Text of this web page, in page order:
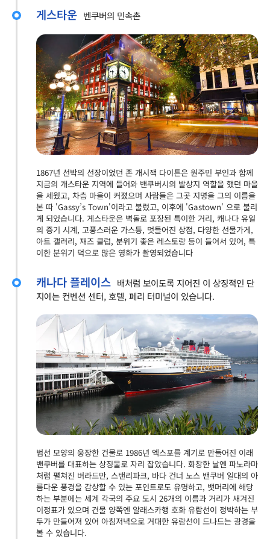
게스타운 벤쿠버의 민속촌
1867년 선박의 선장이었던 존 개시잭 다이튼은 원주민 부인과 함께
지금의 개스타운 지역에 들어와 밴쿠버시의 발상지 역할을 했던 마을
을 세웠고, 차츰 마을이 커졌으며 사람들은 그곳 지명을 그의 이름을
본 따 'Gassy’s Town'이라고 불렀고, 이후에 'Gastown' 으로 불리
게 되었습니다. 게스타운은 벽돌로 포장된 특이한 거리, 캐나다 유일
의 증기 시계, 고풍스러운 가스등, 멋들어진 상점, 다양한 선물가게,
아트 갤러리, 재즈 클럽, 분위기 좋은 레스토랑 등이 들어서 있어, 특
이한 분위기 덕으로 많은 영화가 촬영되었습니다
캐나다 플레이스 배처럼 보이도록 지어진 이 상징적인 단
지에는 컨벤션 센터, 호텔, 페리 터미널이 있습니다.
범선 모양의 웅장한 건물로 1986년 엑스포를 계기로 만들어진 이래
밴쿠버를 대표하는 상징물로 자리 잡았습니다. 화창한 날엔 파노라마
처럼 펼쳐진 버라드만, 스탠리파크, 바다 건너 노스 밴쿠버 일대의 아
름다운 풍경을 감상할 수 있는 포인트로도 유명하고, 뱃머리에 해당
하는 부분에는 세계 각국의 주요 도시 26개의 이름과 거리가 새겨진
이정표가 있으며 건물 양쪽엔 알래스카행 호화 유람선이 정박하는 부
두가 만들어져 있어 아침저녁으로 거대한 유람선이 드나드는 광경을
볼 수 있습니다.